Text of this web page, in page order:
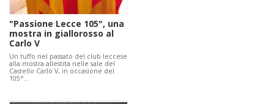
"Passione Lecce 105", una
mostra in giallorosso al
Carlo V
Un tuffo nel passato del club leccese
alla mostra allestita nelle sale del
Castello Carlo V, in occasione del
105°…